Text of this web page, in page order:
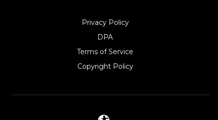
Privacy Policy
DPA
Terms of Service
Copyright Policy‎